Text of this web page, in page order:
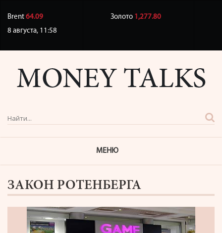
Brent64.09 Золото1,277.80
8 августа,11:58
МЕНЮ
ЗАКОН РОТЕНБЕРГА